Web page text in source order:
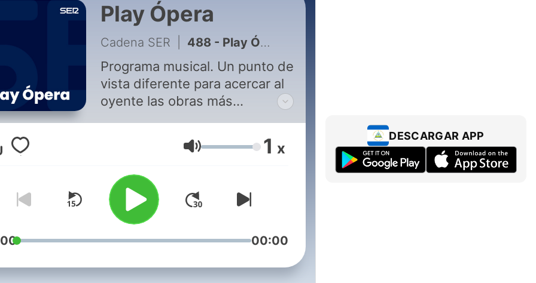
Play Ópera
Cadena SER 488 - Play Ópera (30/05/2021): Pagliacci
Programa musical. Un punto de
vista diferente para acercar al
oyente las obras más
ortodoxo que incluirá desde
debates sobre la trama hasta
Volumen 1 x
00:00
DESCARGAR APP